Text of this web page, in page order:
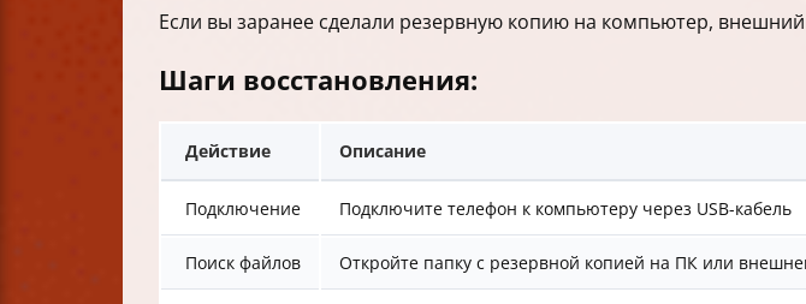
Итоги
Если вы заранее сделали резервную копию на компьютер,
Шаги восстановления:
Действие Описание
Подключение Подключите телефон к компьютеру через USB-кабель
Поиск файлов Откройте папку с резервной копией на ПК или